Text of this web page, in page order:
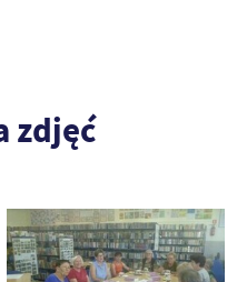
zdjęć